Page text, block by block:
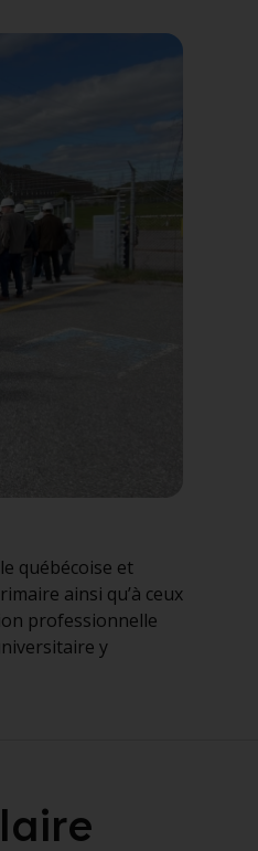
québécoise et
ainsi qu’à ceux
professionnelle
y